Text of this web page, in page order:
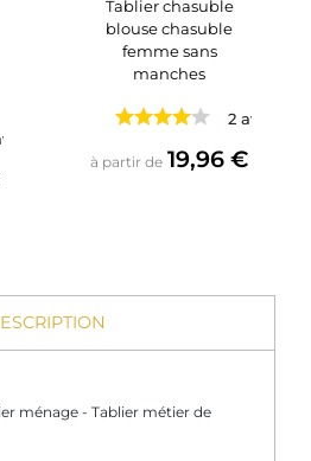
Tablier chasuble
blouse chasuble
femme sans
manches
2 avis
à partir de Prix
19,96 €
ménage - Tablier métier de